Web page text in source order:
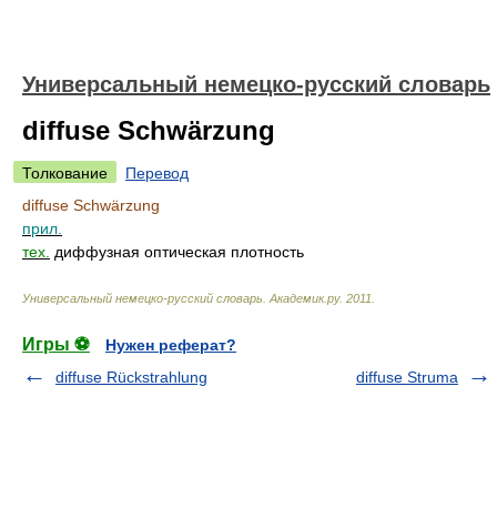
Универсальный немецко-русский словарь
diffuse Schwärzung
Толкование
Перевод
diffuse Schwärzung
прил.
тех. диффузная оптическая плотность
Универсальный немецко-русский словарь Академик.ру. 2011
Игры ⚽
Нужен реферат?
diffuse Rückstrahlung
diffuse Struma